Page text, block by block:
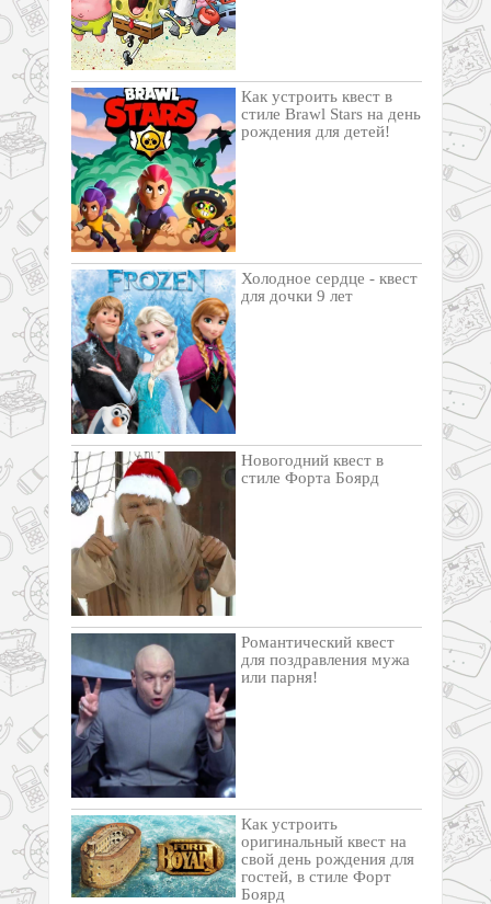
Как устроить квест в
стиле Brawl Stars на день
рождения для детей!
Холодное сердце - квест
для дочки 9 лет
Новогодний квест в
стиле Форта Боярд
Романтический квест
для поздравления мужа
или парня!
Как устроить
оригинальный квест на
свой день рождения для
гостей, в стиле Форт
Боярд